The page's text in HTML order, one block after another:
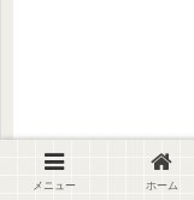
メニュー ホーム